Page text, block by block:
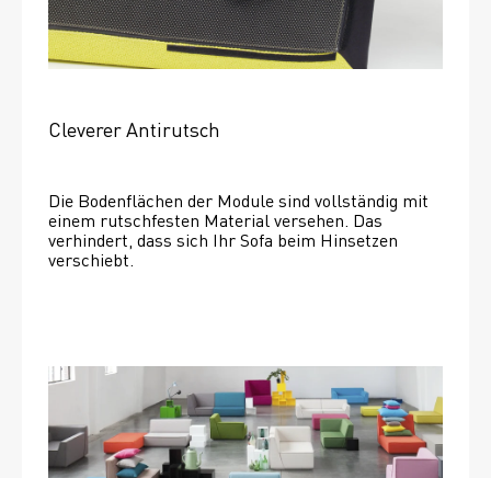
Cleverer Antirutsch
Die Bodenflächen der Module sind vollständig mit
einem rutschfesten Material versehen. Das
verhindert, dass sich Ihr Sofa beim Hinsetzen
verschiebt.